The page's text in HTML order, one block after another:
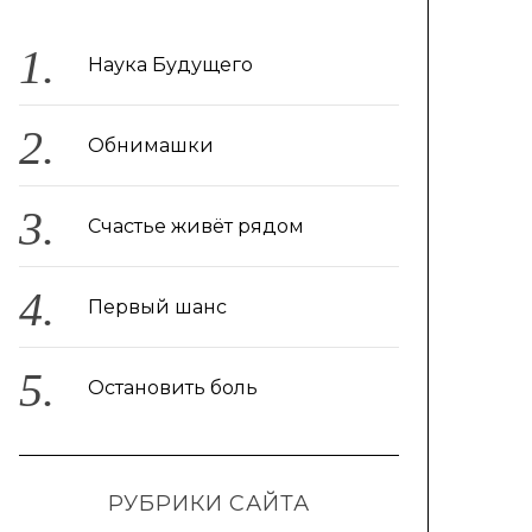
Наука Будущего
Обнимашки
Счастье живёт рядом
Первый шанс
Остановить боль
РУБРИКИ САЙТА